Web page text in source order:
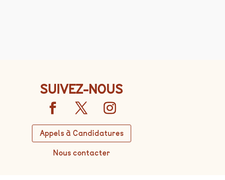
SUIVEZ-NOUS
Appels à Candidatures
Nous contacter